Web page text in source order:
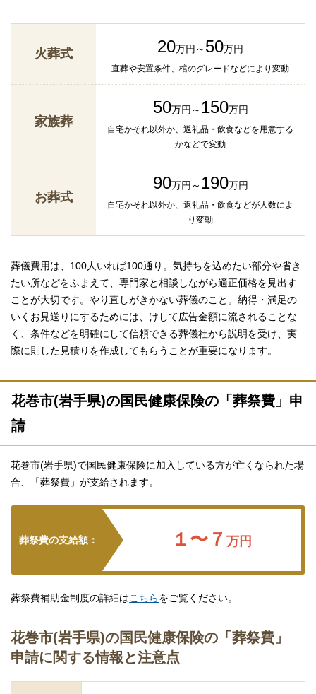
火葬式 20万円～ 50万円
直葬や安置条件、棺のグレードなどにより変動
家族葬
50万円～ 150万円
自宅かそれ以外か、返礼品・飲食などを用意する
かなどで変動
お葬式
90万円～ 190万円
自宅かそれ以外か、返礼品・飲食などが人数によ
り変動
葬儀費用は、100人いれば100通り。気持ちを込めたい部分や省き
たい所などをふまえて、専門家と相談しながら適正価格を見出す
ことが大切です。やり直しがきかない葬儀のこと。納得・満足の
いくお見送りにするためには、けして広告金額に流されることな
く、条件などを明確にして信頼できる葬儀社から説明を受け、実
際に則した見積りを作成してもらうことが重要になります。
花巻市(岩手県)の国民健康保険の「葬祭費」申
請
花巻市(岩手県)で国民健康保険に加入している方が亡くなられた場
合、「葬祭費」が支給されます。
葬祭費の支給額： １〜７万円
葬祭費補助金制度の詳細はこちらをご覧ください。
花巻市(岩手県)の国民健康保険の「葬祭費」
申請に関する情報と注意点